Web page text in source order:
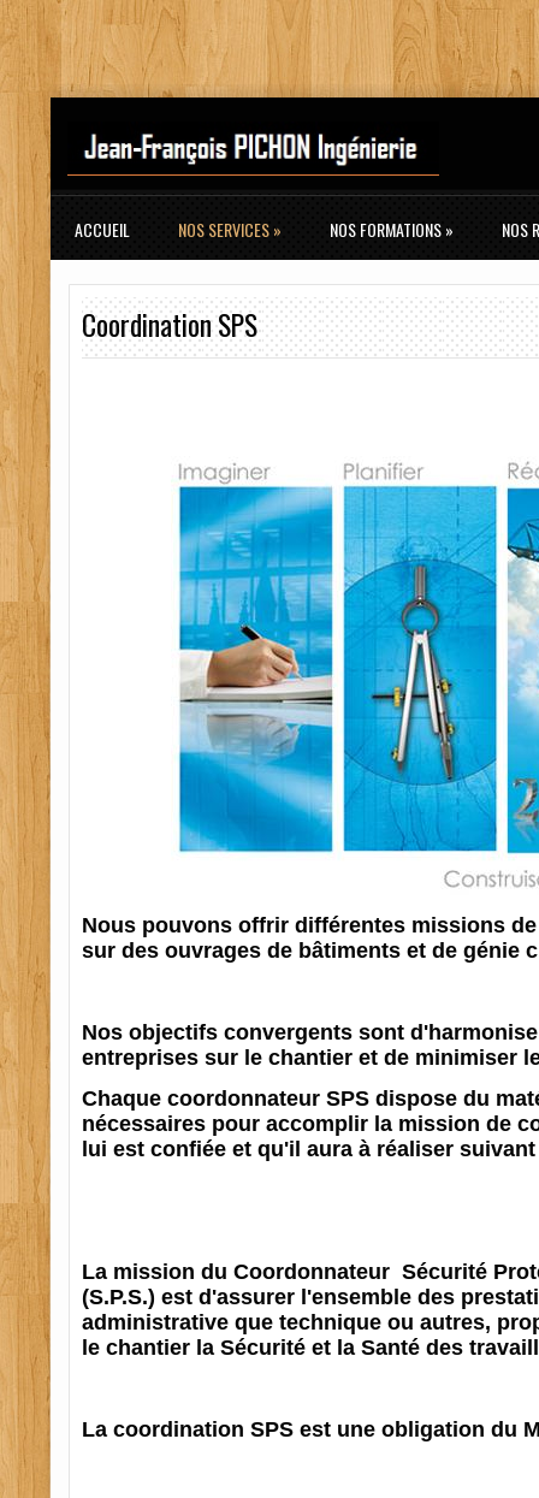
ACCUEIL NOS SERVICES» NOS FORMATIONS» NOS
Coordination SPS
Nous pouvons offrir différentes missions
sur des ouvrages de bâtiments et de génie
Nos objectifs convergents sont
entreprises sur le chantier et de minimiser
Chaque coordonnateur SPS dispose du
nécessaires pour accomplir la mission de
lui est confiée et qu'il aura à réaliser
La mission du Coordonnateur Sécurité
(S.P.S.) est d'assurer l'ensemble des
administrative que technique ou autres,
le chantier la Sécurité et la Santé des
La coordination SPS est une obligation du